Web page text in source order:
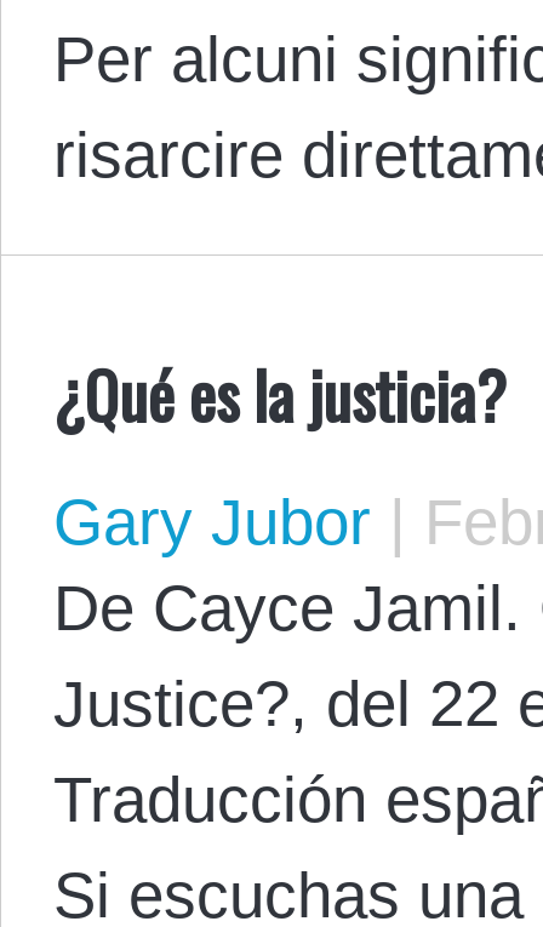
Per alcuni
risarcire
¿Qué es la justicia?
Gary Jubor |
De Cayce
Justice?, del 22
Traducción
Si escuchas